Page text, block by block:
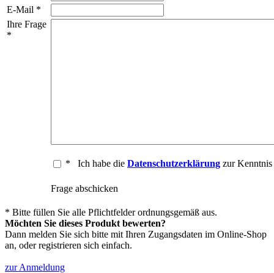
E-Mail *
Ihre Frage
*
* Ich habe die Datenschutzerklärung zur Kenntnis
Frage abschicken
* Bitte füllen Sie alle Pflichtfelder ordnungsgemäß aus.
Möchten Sie dieses Produkt bewerten?
Dann melden Sie sich bitte mit Ihren Zugangsdaten im Online-Shop
an, oder registrieren sich einfach.
zur Anmeldung